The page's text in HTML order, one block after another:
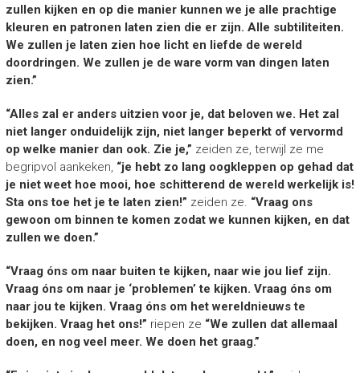
zullen kijken en op die manier kunnen we je alle prachtige
kleuren en patronen laten zien die er zijn. Alle subtiliteiten.
We zullen je laten zien hoe licht en liefde de wereld
doordringen. We zullen je de ware vorm van dingen laten
zien.”
“Alles zal er anders uitzien voor je, dat beloven we. Het zal
niet langer onduidelijk zijn, niet langer beperkt of vervormd
op welke manier dan ook. Zie je,” zeiden ze, terwijl ze me
begripvol aankeken, “je hebt zo lang oogkleppen op gehad dat
je niet weet hoe mooi, hoe schitterend de wereld werkelijk is!
Sta ons toe het je te laten zien!” zeiden ze. “Vraag ons
gewoon om binnen te komen zodat we kunnen kijken, en dat
zullen we doen.”
“Vraag óns om naar buiten te kijken, naar wie jou lief zijn.
Vraag óns om naar je ‘problemen’ te kijken. Vraag óns om
naar jou te kijken. Vraag óns om het wereldnieuws te
bekijken. Vraag het ons!” riepen ze “We zullen dat allemaal
doen, en nog veel meer. We doen het graag.”